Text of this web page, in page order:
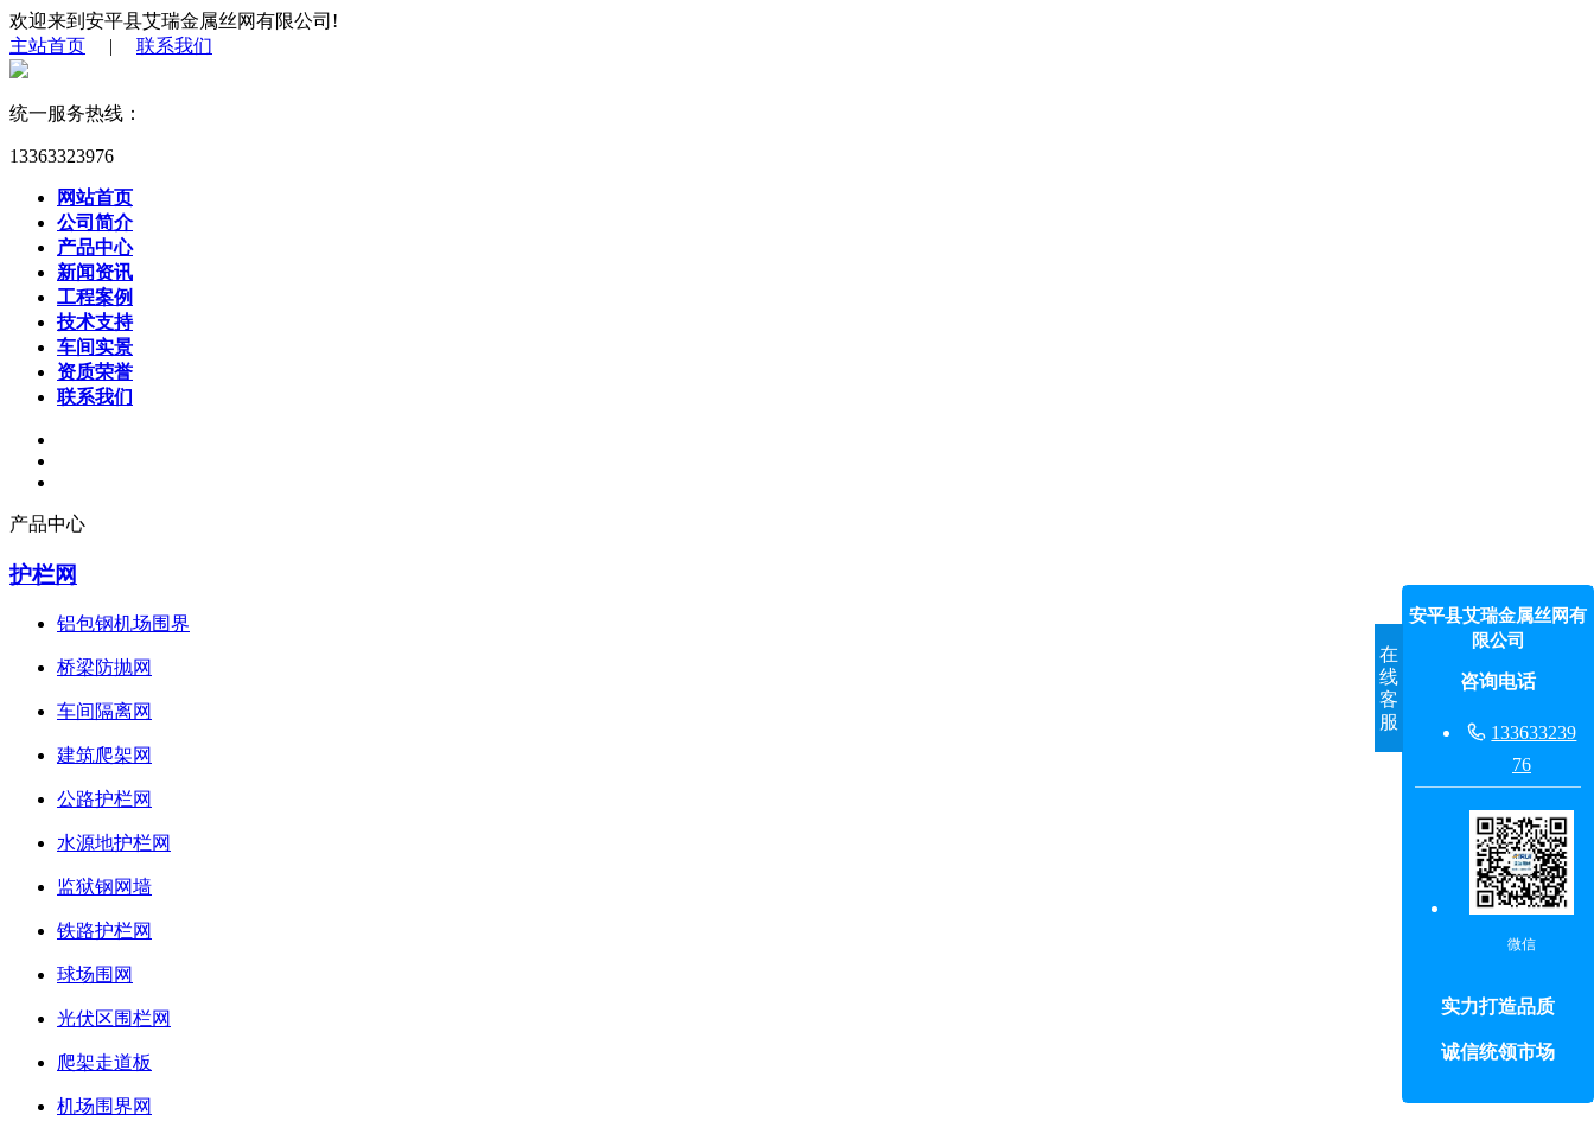
欢迎来到安平县艾瑞金属丝网有限公司!
主站首页 | 联系我们
统一服务热线：
13363323976
网站首页
公司简介
产品中心
新闻资讯
工程案例
技术支持
车间实景
资质荣誉
联系我们
产品中心
护栏网
铝包钢机场围界
桥梁防抛网
车间隔离网
建筑爬架网
公路护栏网
水源地护栏网
监狱钢网墙
铁路护栏网
球场围网
光伏区围栏网
爬架走道板
机场围界网
在
线
客
服
安平县艾瑞金属丝网有
限公司
咨询电话
 133633239
76
微信
实力打造品质
诚信统领市场